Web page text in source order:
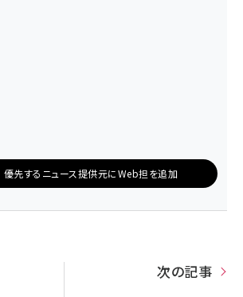
優先するニュース提供元にWeb担を追加
次の記事